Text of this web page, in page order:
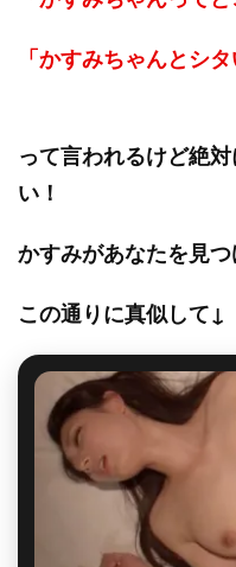
「かすみちゃんとシタ
って言われるけど絶
い！
かすみがあなたを見
この通りに真似して↓